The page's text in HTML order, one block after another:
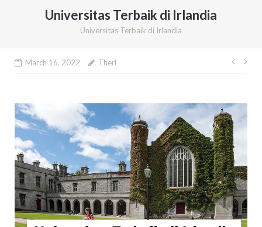
Universitas Terbaik di Irlandia
Universitas Terbaik di Irlandia
March 16, 2022 Therl
Post